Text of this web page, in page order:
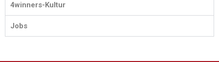
4winners-Kultur
Jobs